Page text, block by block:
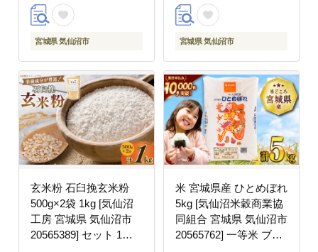
宮城県 気仙沼市 宮城県 気仙沼市
玄米粉 石臼挽玄米粉
500g×2袋 1kg [気仙沼
工房 宮城県 気仙沼市
20565389] セット 1キ
米 宮城県産 ひとめぼれ
5kg [気仙沼米穀商業協
同組合 宮城県 気仙沼市
20565762] 一等米 ブラ